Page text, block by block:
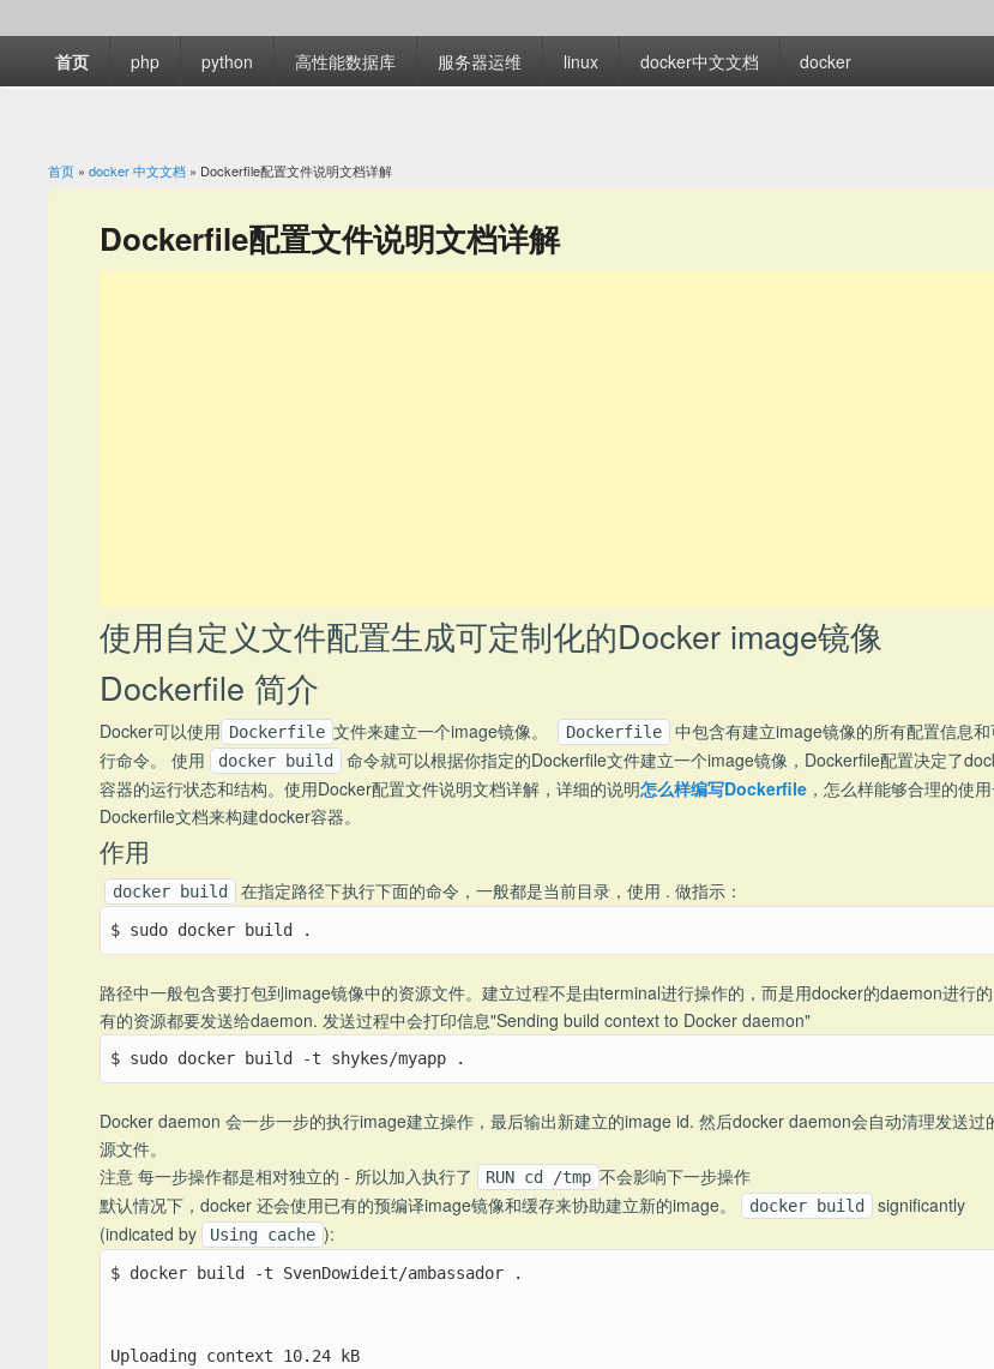
首页 php python 高性能数据库 服务器运维 linux docker中文文档 docker
你在这里
首页 »docker 中文文档 » Dockerfile配置文件说明文档详解
Dockerfile配置文件说明文档详解
使用自定义文件配置生成可定制化的Docker image镜像
Dockerfile 简介
Docker可以使用 Dockerfile 文件来建立一个image镜像。 Dockerfile
中包含有建立image镜像的所有配置信息和
行命令。 使用
docker build
命令就可以根据你指定的Dockerfile文件建立一个image镜像，Dockerfile配置决定了
容器的运行状态和结构。使用Docker配置文件说明文档详解，详细的说明怎么样编写Dockerfile ，怎么样能够合理的使
Dockerfile文档来构建docker容器。
作用
docker build 在指定路径下执行下面的命令，一般都是当前目录，使用 . 做指示：
$ sudo docker build .
路径中一般包含要打包到image镜像中的资源文件。建立过程不是由terminal进行操作的，而是用docker的daemon进行
有的资源都要发送给daemon. 发送过程中会打印信息"Sending build context to Docker daemon"
$ sudo docker build -t shykes/myapp .
Docker daemon 会一步一步的执行image建立操作，最后输出新建立的image id. 然后docker daemon会自动清理发送过
源文件。
注意 每一步操作都是相对独立的 - 所以加入执行了
RUN cd /tmp 不会影响下一步操作
默认情况下，docker 还会使用已有的预编译image镜像和缓存来协助建立新的image。
docker build
significantly
(indicated by
Using cache ):